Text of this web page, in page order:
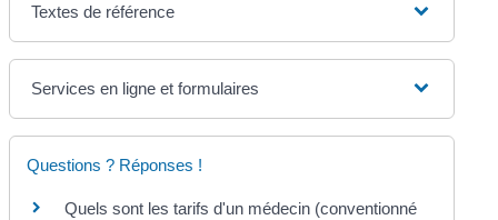
Textes de référence
Services en ligne et formulaires
Questions ? Réponses !
Quels sont les tarifs d'un médecin (conventionné